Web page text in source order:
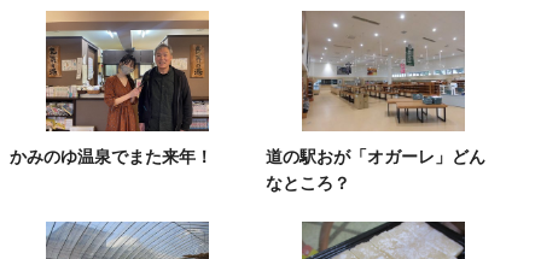
かみのゆ温泉でまた来年！
道の駅おが「オガーレ」どん
なところ？